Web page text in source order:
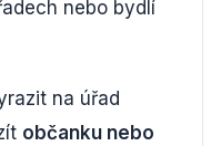
nebo bydlí
na úřad
občanku nebo